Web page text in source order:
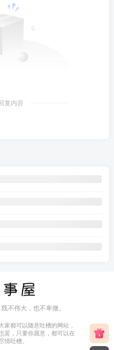
复内容
不伟大，也不卑微。
家都可以随意吐槽的网站，
罢，只要你愿意，都可以在
情吐槽。